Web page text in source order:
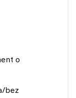
o
bez